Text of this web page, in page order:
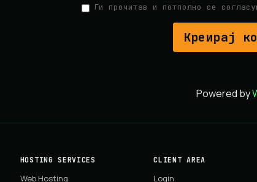
Ги прочитав и потполно се
Powered by
HOSTING SERVICES
Web Hosting
CLIENT AREA
Login